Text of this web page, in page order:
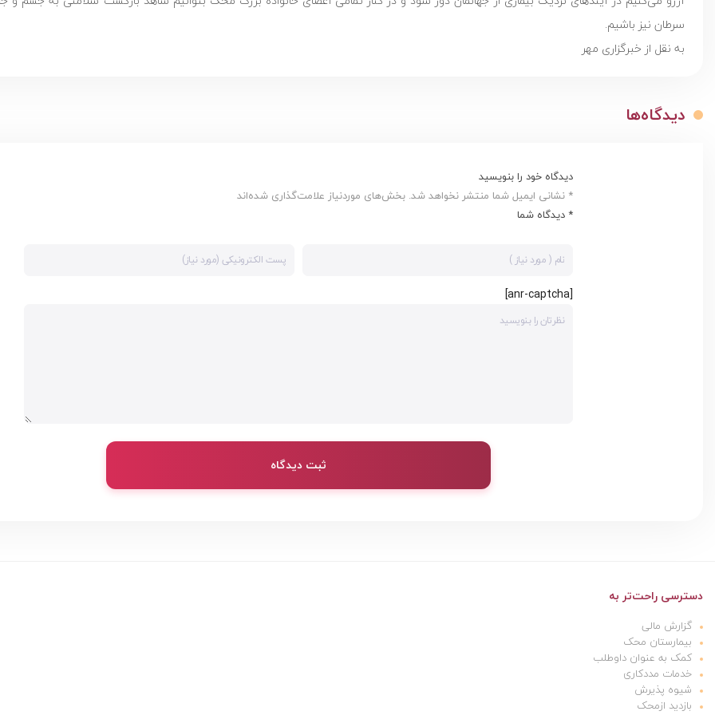
سرطان نیز باشیم.
به نقل از خبرگزاری مهر
دیدگاه‌ها
دیدگاه خود را بنویسید
* نشانی ایمیل شما منتشر نخواهد شد. بخش‌های موردنیاز علامت‌گذاری شده‌اند
* دیدگاه شما
[anr-captcha]
ثبت دیدگاه
دسترسی راحت‌تر به
گزارش مالی
بیمارستان محک
کمک به عنوان داوطلب
خدمات مددکاری
شیوه پذیرش
بازدید ازمحک